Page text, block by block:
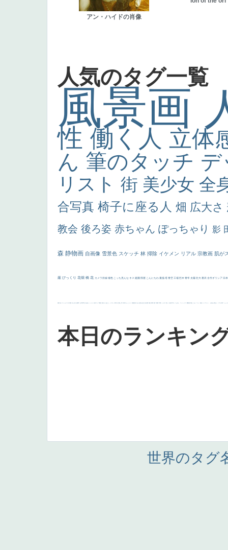
アン・ハイドの肖像
人気のタグ一覧
風景画
性 働く人 立体
ん 筆のタッチ
リスト 街 美少女 全
合写真 椅子に座る人 畑 広大さ
教会 後ろ姿 赤ちゃん ぽっちゃり 影
森 静物画 自画像 雪景色 スケッチ 林 掃除 イケメン リアル 宗教画 肌が
厳 びっくり 花畑 橋 花 カメラ目線 補色 こっち見んな キス 庭園 部屋 こんにちわ 素描 塔 青空 工場 巨木 青年 太陽 壮大 着衣 古代ギリシア 日
画質 last ヴィーナス 剣 白人少女 食事中 山本芳翠 麦 alciato ハーレム 女神 ローマ教皇 奥行き 火起こし シスター 東方の三博士 114514 かっこいい 受胎告知 天から覗き込む顔 設計図 挿絵 群衆 親子 裸婦 可愛い ピサロ ＃名画で学ぶ「たるみ」 ニーソックス 躍動感 黄色 こわい コート 畦道 レンブラント・ sekkusu 暖かい バブみ 靴下 ショッ
本日のランキン
世界のタグ